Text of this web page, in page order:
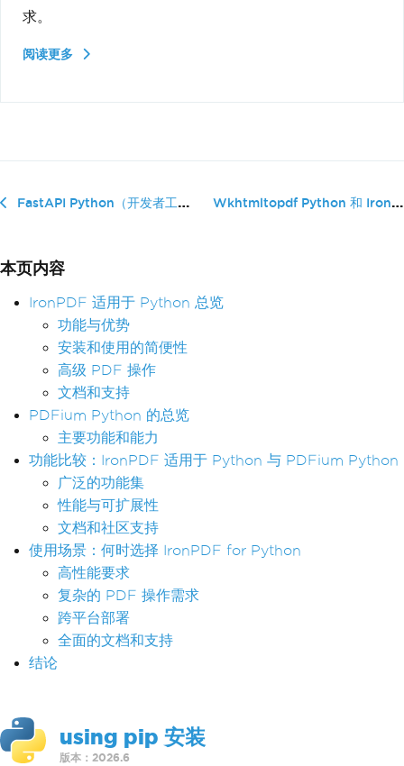
求。
阅读更多
FastAPI Python（开发者工作原理） Wkhtmltopdf Python 和 IronPDF For ...
本页内容
IronPDF 适用于 Python 总览
功能与优势
安装和使用的简便性
高级 PDF 操作
文档和支持
PDFium Python 的总览
主要功能和能力
功能比较：IronPDF 适用于 Python 与 PDFium Python
广泛的功能集
性能与可扩展性
文档和社区支持
使用场景：何时选择 IronPDF for Python
高性能要求
复杂的 PDF 操作需求
跨平台部署
全面的文档和支持
结论
using pip 安装
版本：2026.6